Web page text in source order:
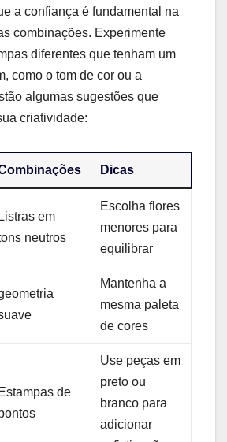
a ⁣confiança é fundamental ⁢na
combinações. Experimente
diferentes que tenham um
como​ o tom de cor ou a
algumas sugestões que
criatividade:
Dicas
Listras em
neutros
Escolha flores
‍menores para
equilibrar
Mantenha a
⁢mesma paleta
de cores
Estampas de
Use peças em⁤
preto ou
branco para
adicionar‌